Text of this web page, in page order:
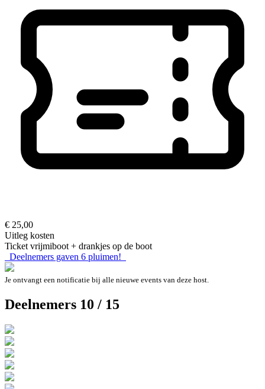
€ 25,00
Uitleg kosten
Ticket vrijmiboot + drankjes op de boot
Deelnemers gaven 6 pluimen!
Je ontvangt een notificatie bij alle nieuwe events van deze host.
Deelnemers 10 / 15